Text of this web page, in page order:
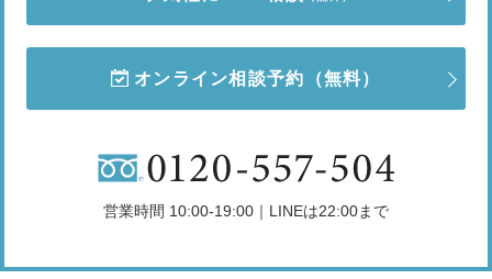
オンライン相談予約 （無料）
営業時間 10:00-19:00｜LINEは22:00まで